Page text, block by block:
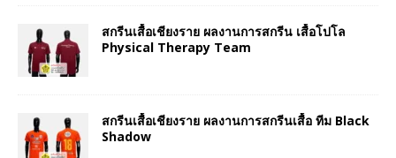
สกรีนเสื้อเชียงราย ผลงานการสกรีน เสื้อโปโล
Physical Therapy Team
สกรีนเสื้อเชียงราย ผลงานการสกรีนเสื้อ ทีม Black
Shadow